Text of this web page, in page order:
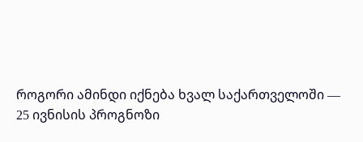
როგორი ამინდი იქნება ხვალ საქართველოში —
25 ივნისის პროგნოზი